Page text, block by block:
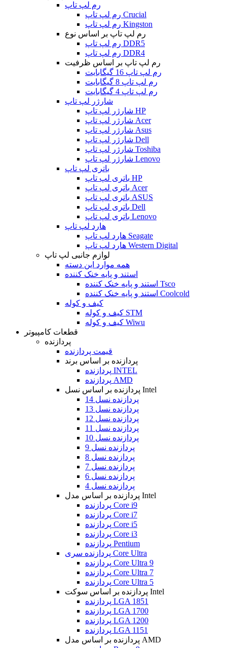
رم لپ تاپ
رم لپ تاپ Crucial
رم لپ تاپ Kingston
رم لپ تاپ بر اساس نوع
رم لپ تاپ DDR5
رم لپ تاپ DDR4
رم لپ تاپ بر اساس ظرفیت
رم لپ تاپ 16 گیگابایت
رم لپ تاپ 8 گیگابایت
رم لپ تاپ 4 گیگابایت
شارژر لپ تاپ
شارژر لپ تاپ HP
شارژر لپ تاپ Acer
شارژر لپ تاپ Asus
شارژر لپ تاپ Dell
شارژر لپ تاپ Toshiba
شارژر لپ تاپ Lenovo
باتری لپ تاپ
باتری لپ تاپ HP
باتری لپ تاپ Acer
باتری لپ تاپ ASUS
باتری لپ تاپ Dell
باتری لپ تاپ Lenovo
هارد لپ تاپ
هارد لپ تاپ Seagate
هارد لپ تاپ Western Digital
لوازم جانبی لپ تاپ
همه موارد این دسته
استند و پایه خنک کننده
استند و پایه خنک کننده Tsco
استند و پایه خنک کننده Coolcold
کیف و کوله
کیف و کوله STM
کیف و کوله Wiwu
قطعات کامپیوتر
پردازنده
قیمت پردازنده
پردازنده بر اساس برند
پردازنده INTEL
پردازنده AMD
پردازنده بر اساس نسل Intel
پردازنده نسل 14
پردازنده نسل 13
پردازنده نسل 12
پردازنده نسل 11
پردازنده نسل 10
پردازنده نسل 9
پردازنده نسل 8
پردازنده نسل 7
پردازنده نسل 6
پردازنده نسل 4
پردازنده بر اساس مدل Intel
پردازنده Core i9
پردازنده Core i7
پردازنده Core i5
پردازنده Core i3
پردازنده Pentium
پردازنده سری Core Ultra
پردازنده Core Ultra 9
پردازنده Core Ultra 7
پردازنده Core Ultra 5
پردازنده بر اساس سوکت Intel
پردازنده LGA 1851
پردازنده LGA 1700
پردازنده LGA 1200
پردازنده LGA 1151
پردازنده بر اساس مدل AMD